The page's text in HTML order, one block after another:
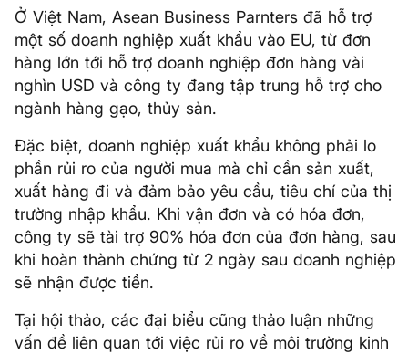
Ở Việt Nam, Asean Business Parnters đã hỗ trợ
một số doanh nghiệp xuất khẩu vào EU, từ đơn
hàng lớn tới hỗ trợ doanh nghiệp đơn hàng vài
nghìn USD và công ty đang tập trung hỗ trợ cho
ngành hàng gạo, thủy sản.
Đặc biệt, doanh nghiệp xuất khẩu không phải lo
phần rủi ro của người mua mà chỉ cần sản xuất,
xuất hàng đi và đảm bảo yêu cầu, tiêu chí của thị
trường nhập khẩu. Khi vận đơn và có hóa đơn,
công ty sẽ tài trợ 90% hóa đơn của đơn hàng, sau
khi hoàn thành chứng từ 2 ngày sau doanh nghiệp
sẽ nhận được tiền.
Tại hội thảo, các đại biểu cũng thảo luận những
vấn đề liên quan tới việc rủi ro về môi trường kinh